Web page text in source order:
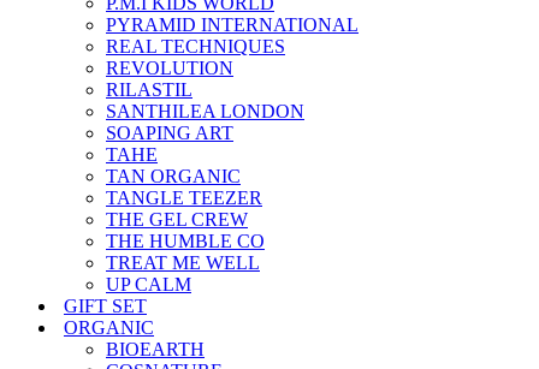
PYRAMID INTERNATIONAL
REAL TECHNIQUES
REVOLUTION
RILASTIL
SANTHILEA LONDON
SOAPING ART
TAHE
TAN ORGANIC
TANGLE TEEZER
THE GEL CREW
THE HUMBLE CO
TREAT ME WELL
UP CALM
GIFT SET
ORGANIC
BIOEARTH